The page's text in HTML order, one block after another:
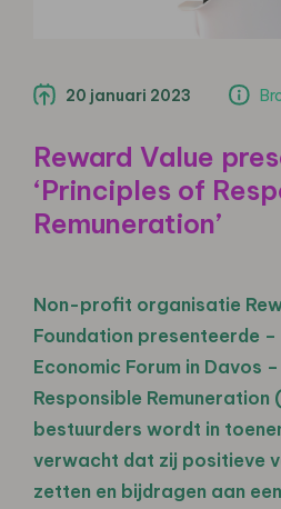
20 januari 2023
Reward Value
‘Principles of
Remuneration’
Non-profit organisatie
Foundation presenteerde
Economic Forum in Davos
Responsible Remuneration
bestuurders wordt in
verwacht dat zij positieve
zetten en bijdragen aan